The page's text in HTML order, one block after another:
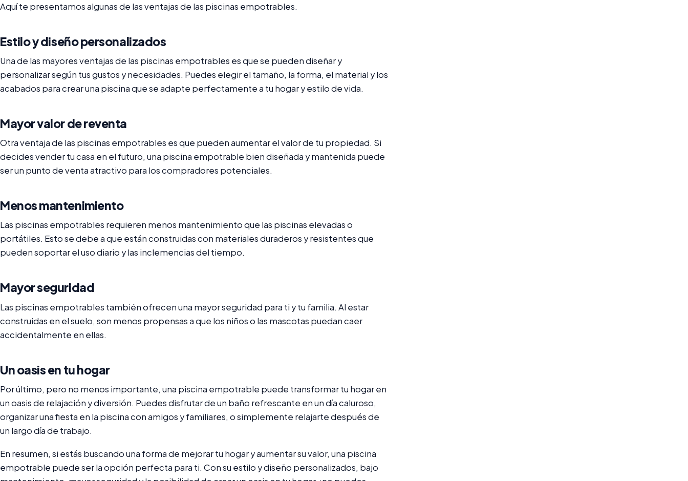
Aquí te presentamos algunas de las ventajas de las piscinas empotrables.
Estilo y diseño personalizados
Una de las mayores ventajas de las piscinas empotrables es que se pueden diseñar y
personalizar según tus gustos y necesidades. Puedes elegir el tamaño, la forma, el material y los
acabados para crear una piscina que se adapte perfectamente a tu hogar y estilo de vida.
Mayor valor de reventa
Otra ventaja de las piscinas empotrables es que pueden aumentar el valor de tu propiedad. Si
decides vender tu casa en el futuro, una piscina empotrable bien diseñada y mantenida puede
ser un punto de venta atractivo para los compradores potenciales.
Menos mantenimiento
Las piscinas empotrables requieren menos mantenimiento que las piscinas elevadas o
portátiles. Esto se debe a que están construidas con materiales duraderos y resistentes que
pueden soportar el uso diario y las inclemencias del tiempo.
Mayor seguridad
Las piscinas empotrables también ofrecen una mayor seguridad para ti y tu familia. Al estar
construidas en el suelo, son menos propensas a que los niños o las mascotas puedan caer
accidentalmente en ellas.
Un oasis en tu hogar
Por último, pero no menos importante, una piscina empotrable puede transformar tu hogar en
un oasis de relajación y diversión. Puedes disfrutar de un baño refrescante en un día caluroso,
organizar una fiesta en la piscina con amigos y familiares, o simplemente relajarte después de
un largo día de trabajo.
En resumen, si estás buscando una forma de mejorar tu hogar y aumentar su valor, una piscina
empotrable puede ser la opción perfecta para ti. Con su estilo y diseño personalizados, bajo